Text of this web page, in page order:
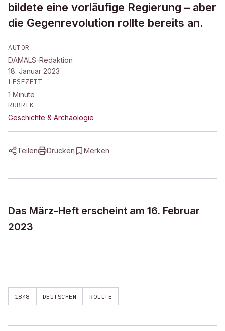
bildete eine vorläufige Regierung – aber
die Gegenrevolution rollte bereits an.
AUTOR
DAMALS-Redaktion
18. Januar 2023
LESEZEIT
1 Minute
RUBRIK
Geschichte & Archäologie
Teilen Drucken Merken
Das März-Heft erscheint am 16. Februar
2023
1848 DEUTSCHEN ROLLTE